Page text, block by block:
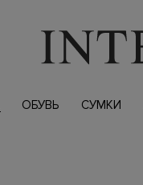
ОБУВЬ СУМКИ